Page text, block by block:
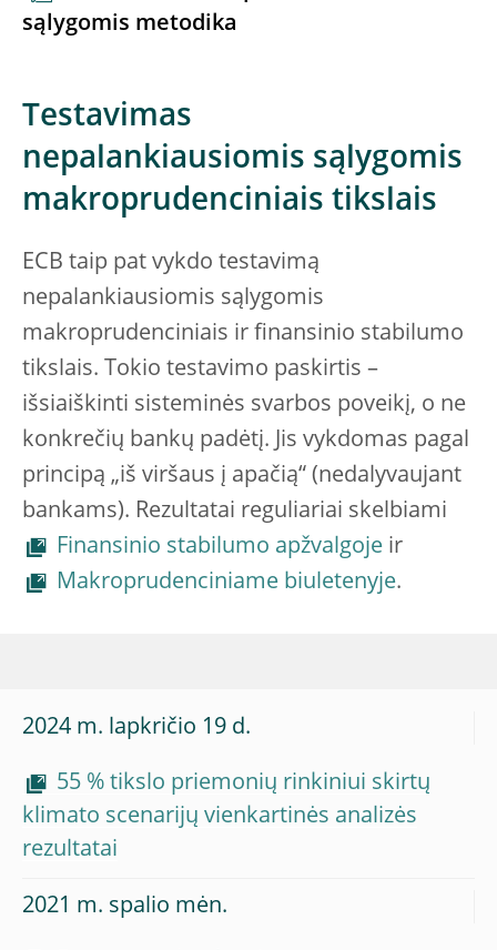
sąlygomis metodika
Testavimas
nepalankiausiomis sąlygomis
makroprudenciniais tikslais
ECB taip pat vykdo testavimą
nepalankiausiomis sąlygomis
makroprudenciniais ir finansinio stabilumo
tikslais. Tokio testavimo paskirtis –
išsiaiškinti sisteminės svarbos poveikį, o ne
konkrečių bankų padėtį. Jis vykdomas pagal
principą „iš viršaus į apačią“ (nedalyvaujant
bankams). Rezultatai reguliariai skelbiami
Finansinio stabilumo apžvalgoje ir
Makroprudenciniame biuletenyje.
2024 m. lapkričio 19 d.
55 % tikslo priemonių rinkiniui skirtų
klimato scenarijų vienkartinės analizės
rezultatai
2021 m. spalio mėn.